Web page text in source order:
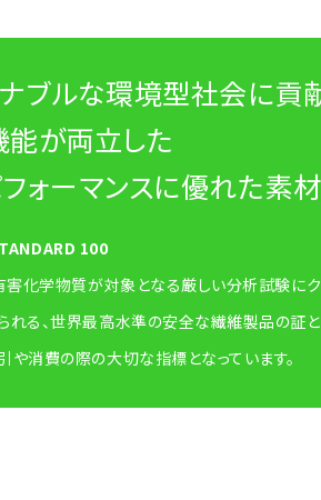
ブルな環境型社会に貢
能が両立した
ォーマンスに優れた素材
100
害化学物質が対象となる厳しい分析試験にク
れる、世界最高水準の安全な繊維製品の証と
や消費の際の大切な指標となっています。